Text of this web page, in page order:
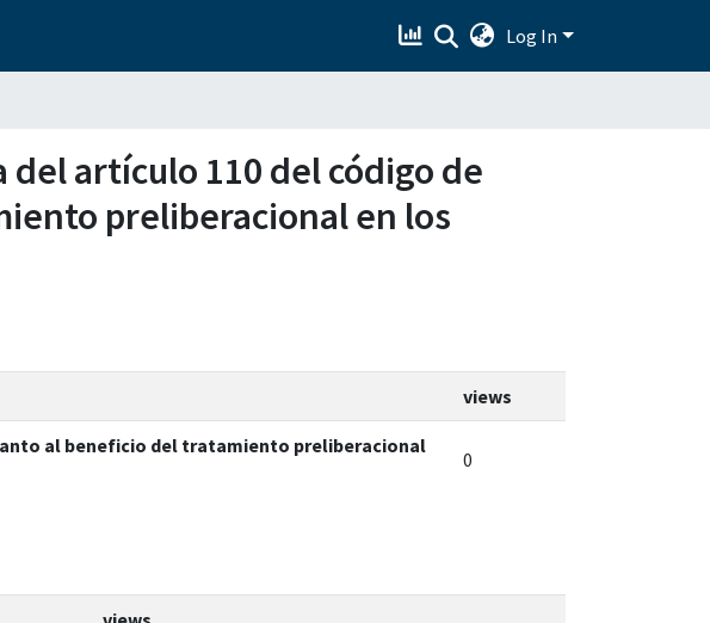
Log In
artículo 110 del código de
preliberacional en los
views
al beneficio del tratamiento preliberacional
0